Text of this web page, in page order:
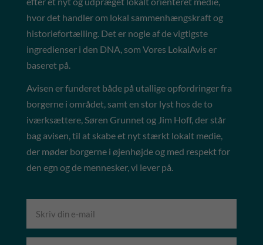
hvor det handler om lokal sammenhængskraft og
historiefortælling. Det er nogle af de vigtigste
ingredienser i den DNA, som Vores LokalAvis er
baseret på.
Avisen er funderet både på utallige opfordringer fra
borgerne i området, samt en stor lyst hos de to
iværksættere, Søren Grunnet og Jim Hoff, der står
bag avisen, til at skabe et nyt stærkt lokalt medie,
der møder borgerne i øjenhøjde og med respekt for
den egn og de mennesker, vi lever på.